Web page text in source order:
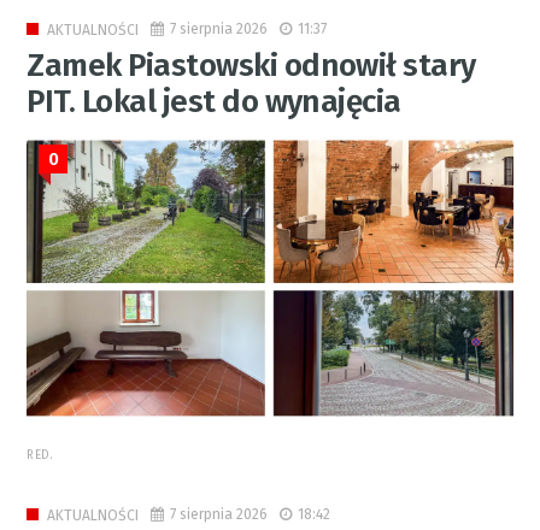
AKTUALNOŚCI 7 sierpnia 2026 11:37
Zamek Piastowski odnowił stary
PIT. Lokal jest do wynajęcia
0
RED.
AKTUALNOŚCI 7 sierpnia 2026 18:42